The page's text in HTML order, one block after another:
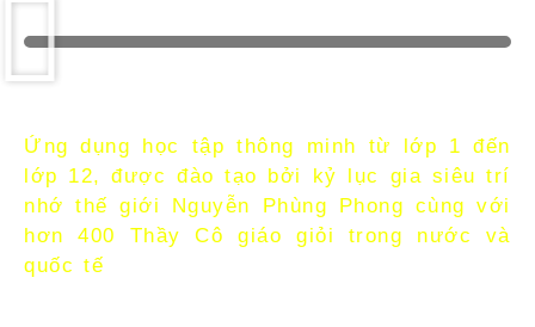
Ứng dụng học tập thông minh từ lớp 1 đến
lớp 12, được đào tạo bởi kỷ lục gia siêu trí
nhớ thế giới Nguyễn Phùng Phong cùng với
hơn 400 Thầy Cô giáo giỏi trong nước và
quốc tế